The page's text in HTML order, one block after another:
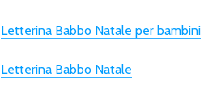
Letterina Babbo Natale per bambini
Letterina Babbo Natale